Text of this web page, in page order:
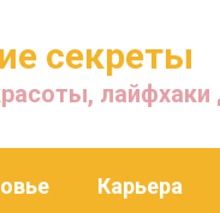
секреты
Карьера